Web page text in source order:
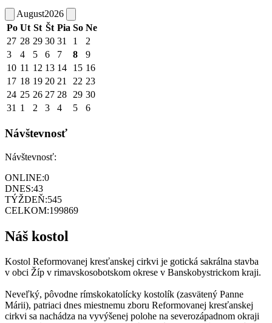
August2026
Po Ut St Št Pia So Ne
27 28 29 30 31 1
2
3
4 5 6 7 8
9
10 11 12 13 14 15 16
17 18 19 20 21 22 23
24 25 26 27 28 29 30
31 1 2 3 4 5 6
Návštevnosť
Návštevnosť:
ONLINE:0
DNES:43
TÝŽDEŇ:545
CELKOM:199869
Náš kostol
Kostol Reformovanej kresťanskej cirkvi je gotická sakrálna stavba
v obci Žíp v rimavskosobotskom okrese v Banskobystrickom kraji.
Neveľký, pôvodne rímskokatolícky kostolík (zasvätený Panne
Márii), patriaci dnes miestnemu zboru Reformovanej kresťanskej
cirkvi sa nachádza na vyvýšenej polohe na severozápadnom okraji